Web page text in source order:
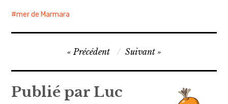
mer de Marmara
Navigation
de
l’article
Précédent Suivant
Publié parLuc